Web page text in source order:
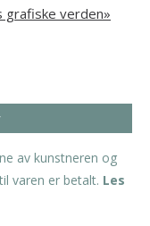
grafiske verden»
av kunstneren og
varen er betalt. Les